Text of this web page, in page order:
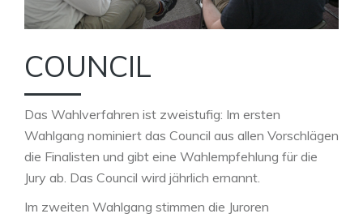
COUNCIL
Das Wahlverfahren ist zweistufig: Im ersten
Wahlgang nominiert das Council aus allen Vorschlägen
die Finalisten und gibt eine Wahlempfehlung für die
Jury ab. Das Council wird jährlich ernannt.
Im zweiten Wahlgang stimmen die Juroren